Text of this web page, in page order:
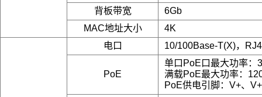
背板带宽
6Gb
MAC地址大小
4K
电口 10/100Base-T(X)，
PoE
单口PoE口最大功率：
满载PoE最大功率：
PoE供电引脚：V+、